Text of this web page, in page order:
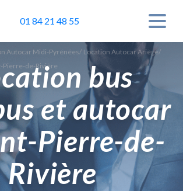
01 84 21 48 55
Autocar Midi-Pyrénées/ Location Autocar Ariège/
Pierre-de-Rivière
bus
et autocar
Pierre-de-
Rivière